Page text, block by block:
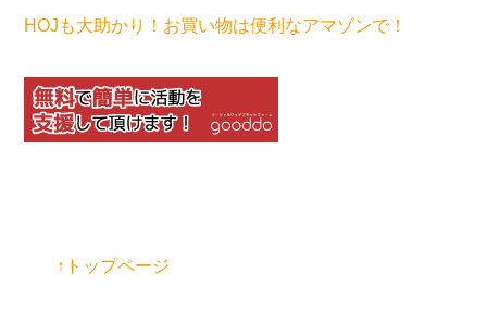
HOJも大助かり！お買い物は便利なアマゾンで！
↑トップページ